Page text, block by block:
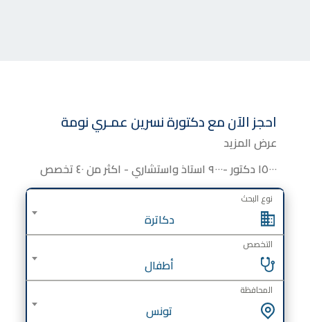
احجز الآن معدكتورةنسرين عمـري نومة
عرض المزيد
١٥٠٠٠ دكتور -٩٠٠٠ استاذ واستشاري - اكثر من ٤٠ تخصص
نوع البحث
دكاترة
التخصص
أطفال
المحافظة
تونس